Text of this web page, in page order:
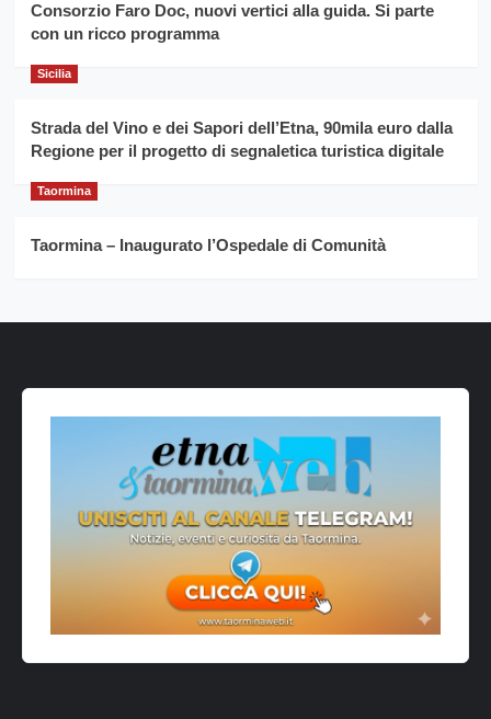
Consorzio Faro Doc, nuovi vertici alla guida. Si parte
con un ricco programma
Sicilia
Strada del Vino e dei Sapori dell’Etna, 90mila euro dalla
Regione per il progetto di segnaletica turistica digitale
Taormina
Taormina – Inaugurato l’Ospedale di Comunità